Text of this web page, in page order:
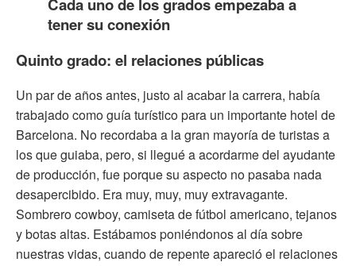
Cada uno de los grados empezaba a
tener su conexión
Quinto grado: el relaciones públicas
Un par de años antes, justo al acabar la carrera, había
trabajado como guía turístico para un importante hotel de
Barcelona. No recordaba a la gran mayoría de turistas a
los que guiaba, pero, si llegué a acordarme del ayudante
de producción, fue porque su aspecto no pasaba nada
desapercibido. Era muy, muy, muy extravagante.
Sombrero cowboy, camiseta de fútbol americano, tejanos
y botas altas. Estábamos poniéndonos al día sobre
nuestras vidas, cuando de repente apareció el relaciones